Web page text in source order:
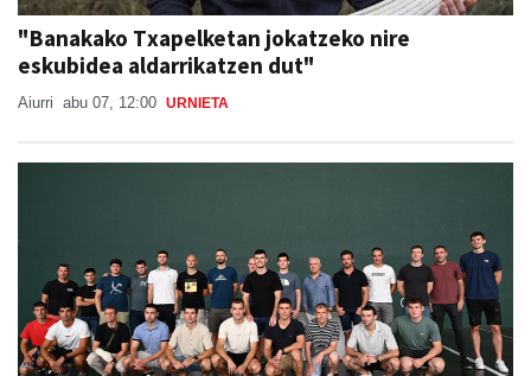
"Banakako Txapelketan jokatzeko nire
eskubidea aldarrikatzen dut"
Aiurri abu 07, 12:00 URNIETA